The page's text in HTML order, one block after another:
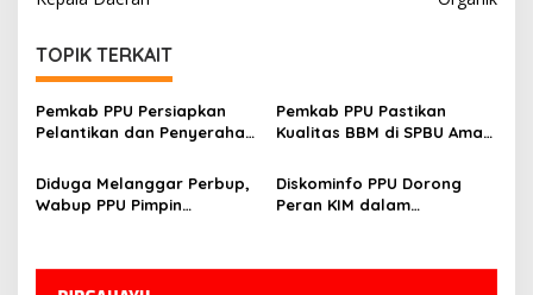
TOPIK TERKAIT
Pemkab PPU Persiapkan
Pelantikan dan Penyerahan
Pemkab PPU Pastikan
Kualitas BBM di SPBU Aman
Monitoring Ketat
Diduga Melanggar Perbup,
Wabup PPU Pimpin
di Kelurahan Nenang
Diskominfo PPU Dorong
Peran KIM dalam